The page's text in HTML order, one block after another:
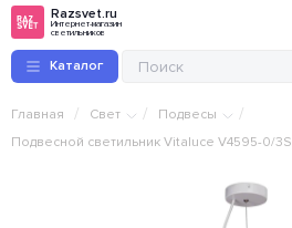
Razsvet.ru
Интернет-магазин
светильников
Каталог
Главная / Свет / Подвесы /
Подвесной светильник Vitaluce V4595-0/3S